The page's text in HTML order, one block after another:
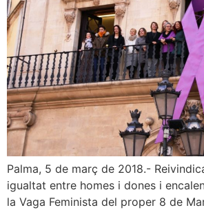
Palma, 5 de març de 2018.-
igualtat entre homes i dones i
la Vaga Feminista del proper 8 de